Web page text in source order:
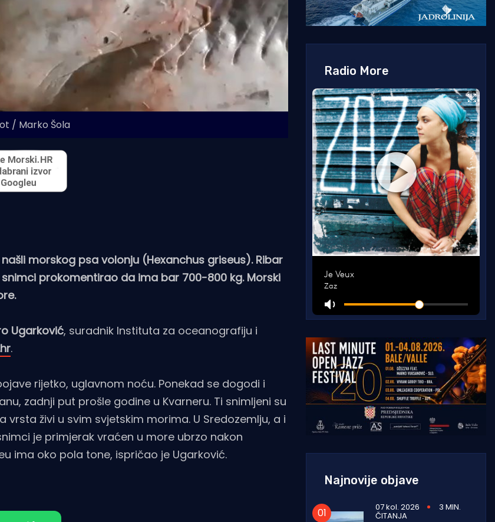
/ Marko Šola
morskog psa volonju (Hexanchus griseus). Ribar
prokomentirao da ima bar 700-800 kg. Morski
Ugarković, suradnik Instituta za oceanografiju i
.
rijetko, uglavnom noću. Ponekad se dogodi i
zadnji put prošle godine u Kvarneru. Ti snimljeni su
živi u svim svjetskim morima. U Sredozemlju, a i
je primjerak vraćen u more ubrzo nakon
ima oko pola tone, ispričao je Ugarković.
Radio More
Najnovije objave
07 kol. 2026 3 MIN.
ČITANJA